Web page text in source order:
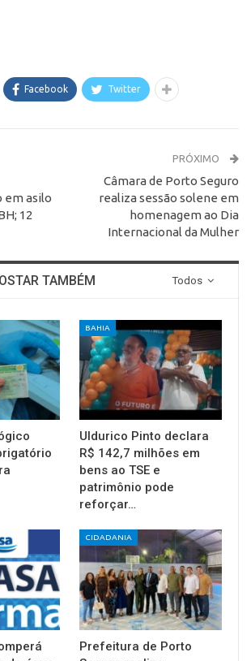
Facebook Twitter
em asilo
12
PRÓXIMO
Câmara de Porto Seguro
realiza sessão solene em
homenagem ao Dia
Internacional da Mulher
Todos
TAMBÉM
BAHIA
Uldurico Pinto declara
R$ 142,7 milhões em
bens ao TSE e
patrimônio pode
reforçar…
CIDADANIA
Prefeitura de Porto